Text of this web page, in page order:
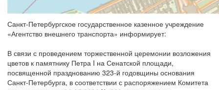
Санкт-Петербургское государственное казенное учреждение
«Агентство внешнего транспорта» информирует:
В связи с проведением торжественной церемонии возложения
цветов к памятнику Петра I на Сенатской площади,
посвященной празднованию 323-й годовщины основания
Санкт-Петербурга, в соответствии с распоряжением Комитета